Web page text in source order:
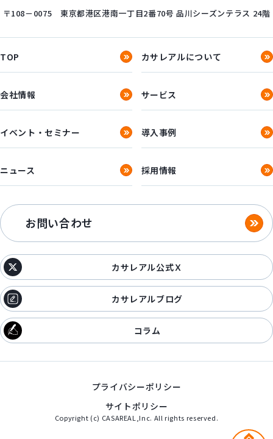
〒108－0075 東京都港区港南一丁目2番70号 品川シーズンテラス 24階
TOP カサレアルについて
会社情報 サービス
イベント・セミナー 導入事例
ニュース 採用情報
お問い合わせ
カサレアル公式Ｘ
カサレアルブログ
コラム
プライバシーポリシー
サイトポリシー
Copyright (c) CASAREAL,Inc. All rights reserved.